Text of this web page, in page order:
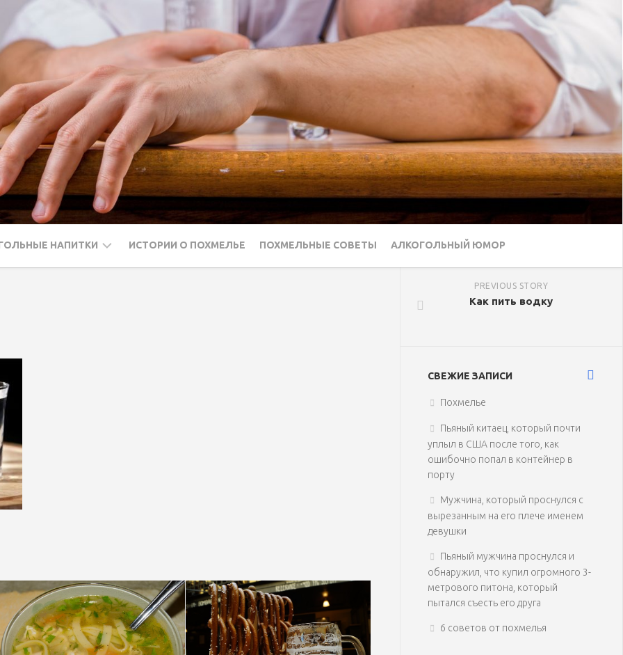
НАПИТКИ ИСТОРИИ О ПОХМЕЛЬЕ ПОХМЕЛЬНЫЕ СОВЕТЫ АЛКОГОЛЬНЫЙ ЮМОР
PREVIOUS STORY
Как пить водку
СВЕЖИЕ ЗАПИСИ
Похмелье
Пьяный китаец, который почти
уплыл в США после того, как
ошибочно попал в контейнер в
порту
Мужчина, который проснулся с
вырезанным на его плече именем
девушки
Пьяный мужчина проснулся и
обнаружил, что купил огромного 3-
метрового питона, который
пытался съесть его друга
6 советов от похмелья